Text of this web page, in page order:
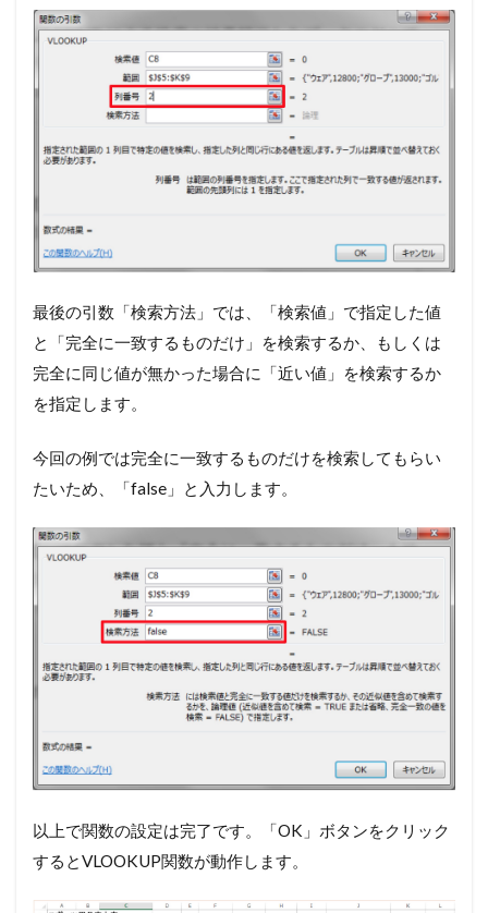
最後の引数「検索方法」では、「検索値」で指定した値
と「完全に一致するものだけ」を検索するか、もしくは
完全に同じ値が無かった場合に「近い値」を検索するか
を指定します。
今回の例では完全に一致するものだけを検索してもらい
たいため、「false」と入力します。
以上で関数の設定は完了です。「OK」ボタンをクリック
するとVLOOKUP関数が動作します。